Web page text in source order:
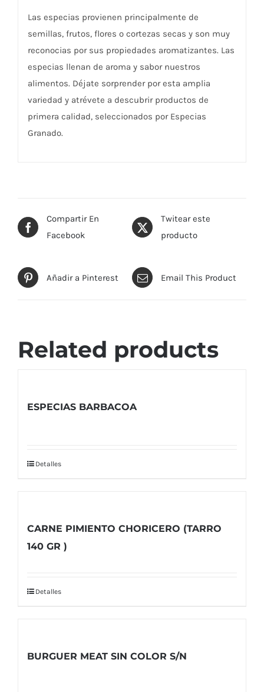
Las especias provienen principalmente de
semillas, frutos, flores o cortezas secas y son muy
reconocias por sus propiedades aromatizantes. Las
especias llenan de aroma y sabor nuestros
alimentos. Déjate sorprender por esta amplia
variedad y atrévete a descubrir productos de
primera calidad, seleccionados por Especias
Granado.
Compartir En
Facebook
Twitear este
producto
Añadir a Pinterest Email This Product
Related products
ESPECIAS BARBACOA
Detalles
CARNE PIMIENTO CHORICERO (TARRO
140 GR )
Detalles
BURGUER MEAT SIN COLOR S/N